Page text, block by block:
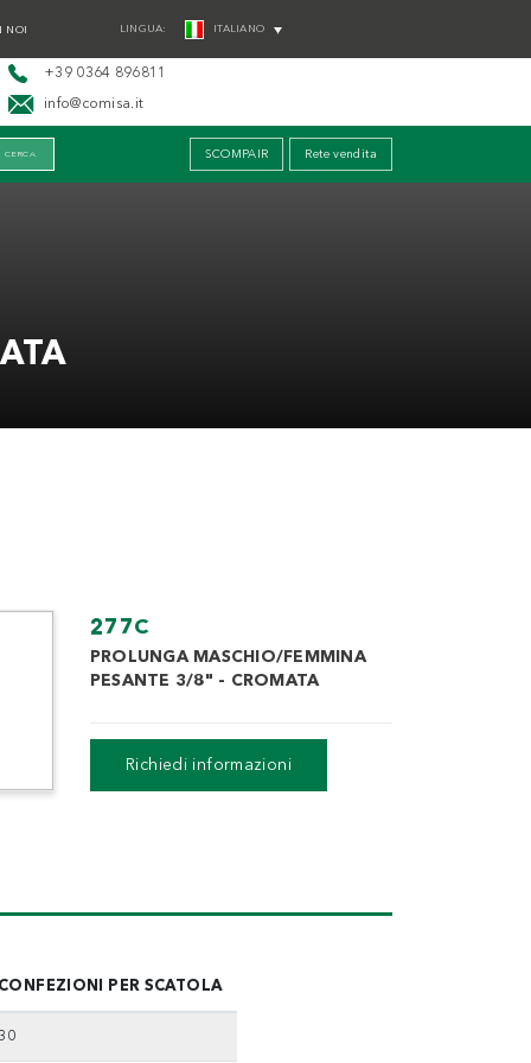
NOI LINGUA: ITALIANO
+39 0364 896811
info@comisa.it
SCOMPAIR Rete vendita
277C
PROLUNGA MASCHIO/FEMMINA
PESANTE 3/8" - CROMATA
Scheda tecnica
Richiedi informazioni
CONFEZIONI PER SCATOLA